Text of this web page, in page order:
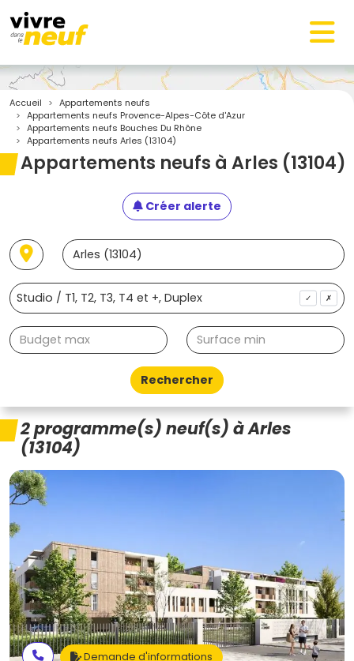
Accueil
Appartements neufs
Appartements neufs Provence-Alpes-Côte d'Azur
Appartements neufs Bouches Du Rhône
Appartements neufs Arles (13104)
Appartements neufs à Arles (13104)
Créer alerte
✓ ✗
Rechercher
2 programme(s) neuf(s) à Arles
(13104)
Demande d'informations